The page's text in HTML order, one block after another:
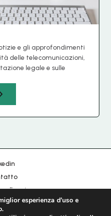
e gli approfondimenti
delle telecomunicazioni,
legale e sulle
privacy
esperienza d'uso e
Arabic
Russian
Japanese
Chinese